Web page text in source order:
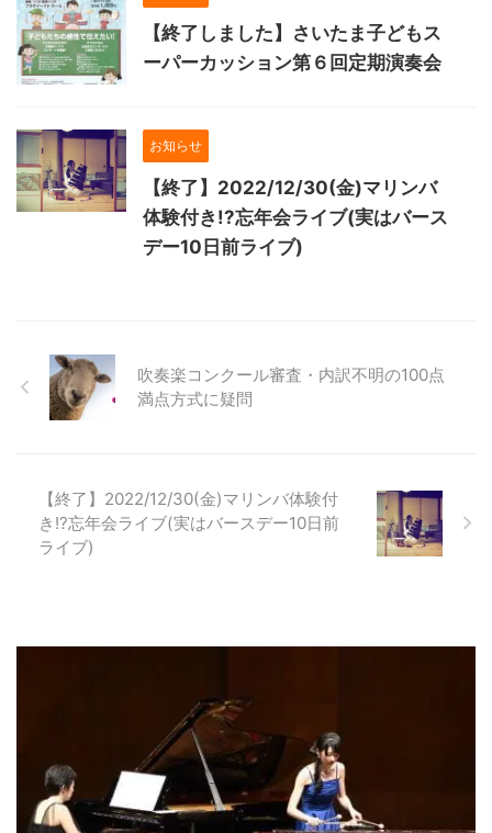
【終了しました】さいたま子どもス
ーパーカッション第６回定期演奏会
お知らせ
【終了】2022/12/30(金)マリンバ
体験付き!?忘年会ライブ(実はバース
デー10日前ライブ)
吹奏楽コンクール審査・内訳不明の100点
満点方式に疑問
【終了】2022/12/30(金)マリンバ体験付
き!?忘年会ライブ(実はバースデー10日前
ライブ)